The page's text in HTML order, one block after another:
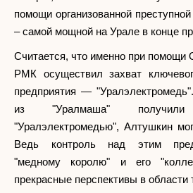
помощи организованной
– самой мощной на Урале в конце
Считается, что именно при
РМК осуществил захват
предприятия —
из "Уралмаша"
"Уралэлектромедью", Алтушкин
Ведь контроль над этим
"медному королю" и его
прекрасные перспективы в области